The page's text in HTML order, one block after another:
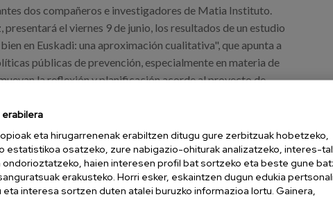
dos compañeros e investigadores de Matia Instituto.
el viernes 9 de junio, los resultados de un estudio
en Euskadi: una aproximación cualitativa", que apunta a
públicas de prevención, especialmente en materia de
la reflexión y planificación acorde al proyecto de
García, participa el jueves con una comunicación que lleva
cambio en un proyecto de coordinación de servicios
a cuidadoras de personas con demencia". Además,
en una mesa de comunicaciones del Área Social.
eta hirugarrenenak erabiltzen ditugu gure zerbitzuak hobetzeko,
estatistikoa osatzeko, zure nabigazio-ohiturak analizatzeko, interes-
ondorioztatzeko, haien interesen profil bat sortzeko eta beste gune
erakusteko. Horri esker, eskaintzen dugun edukia
interesa sortzen duten atalei buruzko informazioa lortu. Gainera,